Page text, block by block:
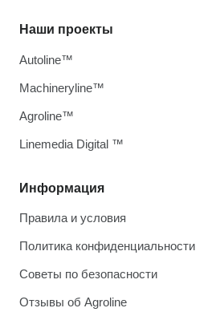
Информация
Правила и условия
Политика конфиденциальности
Советы по безопасности
Отзывы об Agroline
Наши проекты
Autoline™
Machineryline™
Agroline™
Linemedia Digital ™